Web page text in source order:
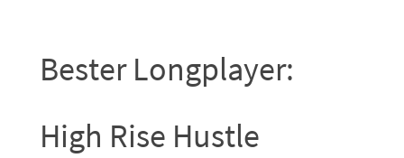
Bester Longplayer:
High Rise Hustle